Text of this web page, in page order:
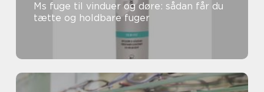
Ms fuge til vinduer og døre: sådan får du
tætte og holdbare fuger